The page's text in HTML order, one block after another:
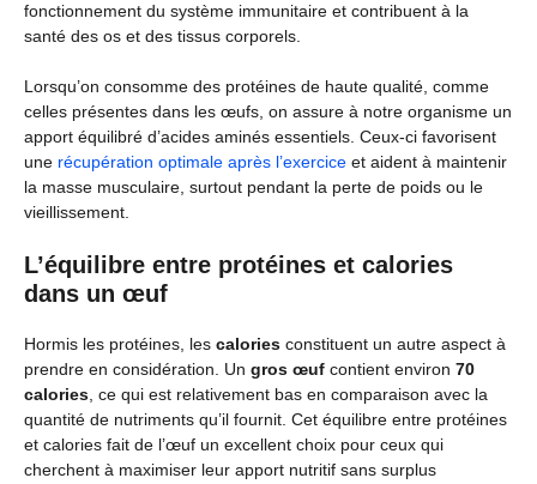
fonctionnement du système immunitaire et contribuent à la
santé des os et des tissus corporels.
Lorsqu’on consomme des protéines de haute qualité, comme
celles présentes dans les œufs, on assure à notre organisme un
apport équilibré d’acides aminés essentiels. Ceux-ci favorisent
une récupération optimale après l’exercice et aident à maintenir
la masse musculaire, surtout pendant la perte de poids ou le
vieillissement.
L’équilibre entre protéines et calories
dans un œuf
Hormis les protéines, les calories constituent un autre aspect à
prendre en considération. Un gros œuf contient environ 70
calories, ce qui est relativement bas en comparaison avec la
quantité de nutriments qu’il fournit. Cet équilibre entre protéines
et calories fait de l’œuf un excellent choix pour ceux qui
cherchent à maximiser leur apport nutritif sans surplus